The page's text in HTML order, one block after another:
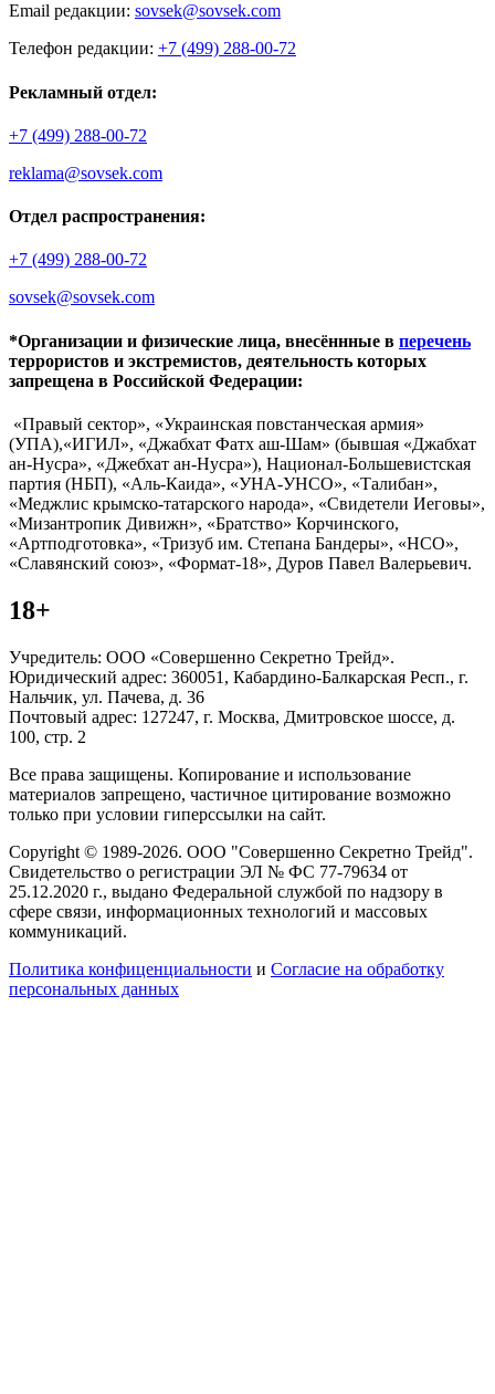
Email редакции: sovsek@sovsek.com
Телефон редакции: +7 (499) 288-00-72
Рекламный отдел:
+7 (499) 288-00-72
reklama@sovsek.com
Отдел распространения:
+7 (499) 288-00-72
sovsek@sovsek.com
*Организации и физические лица, внесённные в перечень
террористов и экстремистов, деятельность которых
запрещена в Российской Федерации:
«Правый сектор», «Украинская повстанческая армия»
(УПА),«ИГИЛ», «Джабхат Фатх аш-Шам» (бывшая «Джабхат
ан-Нусра», «Джебхат ан-Нусра»), Национал-Большевистская
партия (НБП), «Аль-Каида», «УНА-УНСО», «Талибан»,
«Меджлис крымско-татарского народа», «Свидетели Иеговы»,
«Мизантропик Дивижн», «Братство» Корчинского,
«Артподготовка», «Тризуб им. Степана Бандеры», «НСО»,
«Славянский союз», «Формат-18», Дуров Павел Валерьевич.
18+
Учредитель: ООО «Совершенно Секретно Трейд».
Юридический адрес: 360051, Кабардино-Балкарская Респ., г.
Нальчик, ул. Пачева, д. 36
Почтовый адрес: 127247, г. Москва, Дмитровское шоссе, д.
100, стр. 2
Все права защищены. Копирование и использование
материалов запрещено, частичное цитирование возможно
только при условии гиперссылки на сайт.
Copyright © 1989-2026. ООО "Совершенно Секретно Трейд".
Свидетельство о регистрации ЭЛ № ФС 77-79634 от
25.12.2020 г., выдано Федеральной службой по надзору в
сфере связи, информационных технологий и массовых
коммуникаций.
Политика конфиценциальности и Согласие на обработку
персональных данных